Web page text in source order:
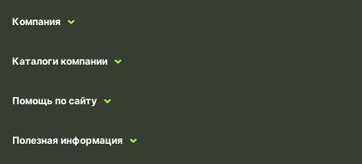
Компания
Каталоги компании
Помощь по сайту
Полезная информация